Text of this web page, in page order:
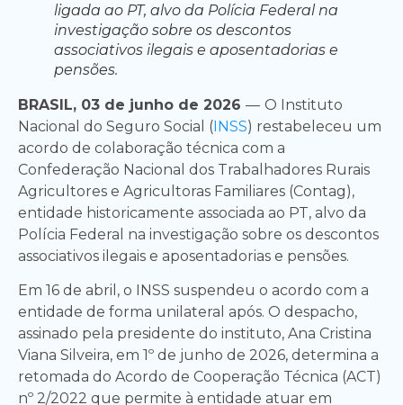
ligada ao PT, alvo da Polícia Federal na
investigação sobre os descontos
associativos ilegais e aposentadorias e
pensões.
BRASIL, 03 de junho de 2026 — O Instituto
Nacional do Seguro Social (INSS) restabeleceu um
acordo de colaboração técnica com a
Confederação Nacional dos Trabalhadores Rurais
Agricultores e Agricultoras Familiares (Contag),
entidade historicamente associada ao PT, alvo da
Polícia Federal na investigação sobre os descontos
associativos ilegais e aposentadorias e pensões.
Em 16 de abril, o INSS suspendeu o acordo com a
entidade de forma unilateral após. O despacho,
assinado pela presidente do instituto, Ana Cristina
Viana Silveira, em 1º de junho de 2026, determina a
retomada do Acordo de Cooperação Técnica (ACT)
nº 2/2022 que permite à entidade atuar em